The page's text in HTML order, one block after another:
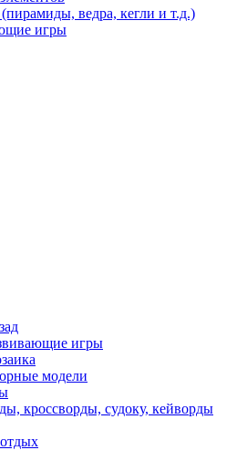
ведра, кегли и т.д.)
игры
игры
модели
кроссворды, судоку, кейворды